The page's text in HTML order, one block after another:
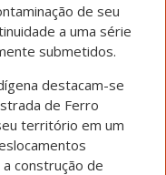
de seu
a uma série
submetidos.
destacam-se
de Ferro
território em um
construção de